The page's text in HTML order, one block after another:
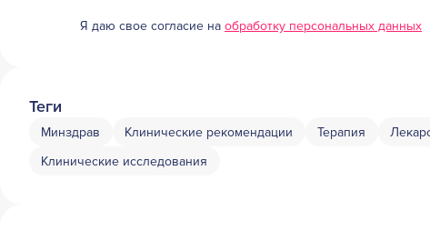
Я даю свое согласие на обработку персональных данных
Теги
Минздрав Клинические рекомендации Терапия
Клинические исследования